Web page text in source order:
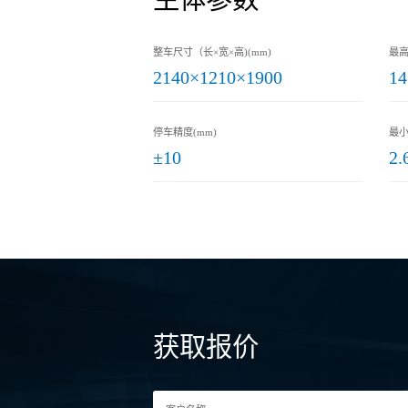
整车尺寸（长×宽×高)(mm)
2140×1210×1900
最
14
停车精度(mm)
±10
最
获取报价